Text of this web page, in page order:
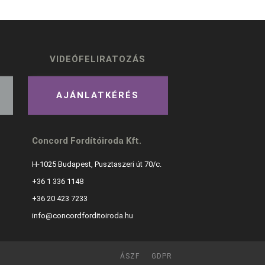
VIDEÓFELIRATOZÁS
AJÁNLATKÉRÉS
Concord Fordítóiroda Kft.
H-1025 Budapest, Pusztaszeri út 70/c.
+36 1 336 1148
+36 20 423 7233
info@concordforditoiroda.hu
GDPR
ÁSZF